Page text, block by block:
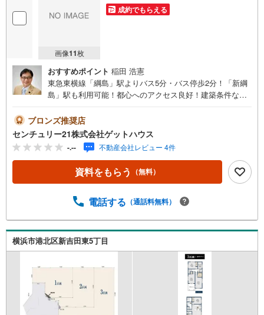
画像11枚
成約でもらえる
おすすめポイント 稲田 浩憲
東急東横線「綱島」駅よりバス5分・バス停歩2分！「新綱
島」駅も利用可能！都心へのアクセス良好！建築条件な
アで穏やかな住環境です！2区画●土地面積:101.97平米●建
築条件なし●第一種低住居専用地域●都市ガス●建築プラン
有■■安心と信頼の「センチュリー21ゲットハウス」にお任
せ下さい■■東横線「綱島」駅徒歩1分！夜は20:30まで営業
しておりますのでお仕事帰りもお立ち寄りいただけます
よ！～～・～～・～～・～～・～～・～～お客様のご要望
らいいの？●条件に合った物件をチョイスして欲しい●賃貸
か知りたい～～・～～・～～・～～・～～・～～・不動産
購入には様々な「？」に遭遇します将来に関わる大きなお
買い物になりますのでライフプランのアドバイスやご提案
もさせていただきます！急なご依頼も大歓迎！スピーディ
ーに対応いたします！
ブロンズ推奨店
センチュリー21株式会社ゲットハウス
-.-- 不動産会社レビュー 4件
資料をもらう （無料）
電話する （通話料無料）
横浜市港北区新吉田東5丁目